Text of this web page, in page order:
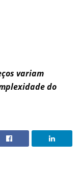
variam
do